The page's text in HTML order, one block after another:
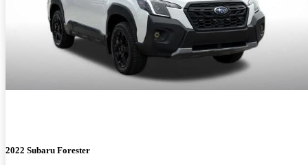
2022 Subaru Forester